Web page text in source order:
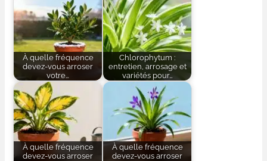
À quelle fréquence
devez-vous arroser
votre…
Chlorophytum :
entretien, arrosage et
variétés pour…
À quelle fréquence
devez-vous arroser
À quelle fréquence
devez-vous arroser